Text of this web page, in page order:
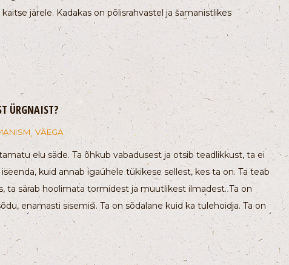
järele. Kadakas on põlisrahvastel ja šamanistlikes
ÜRGNAIST?
VÄEGA
elu säde. Ta õhkub vabadusest ja otsib teadlikkust, ta ei
kuid annab igaühele tükikese sellest, kes ta on. Ta teab
ta särab hoolimata tormidest ja muutlikest ilmadest. Ta on
enamasti sisemisi. Ta on sõdalane kuid ka tulehoidja. Ta on